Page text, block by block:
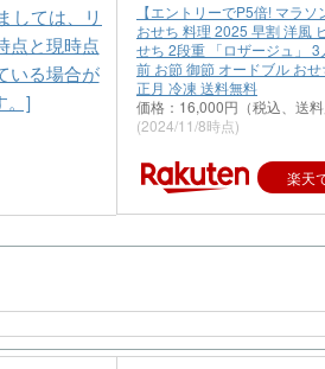
【エントリーでP5倍! マラソ
おせち 料理 2025 早割 洋風
せち 2段重 「ロザージュ」 3
前 お節 御節 オードブル お
正月 冷凍 送料無料
価格：16,000円（税込、送
(2024/11/8時点)
楽天